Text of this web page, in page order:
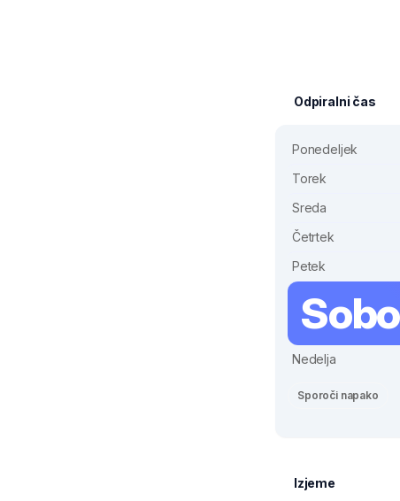
Odpiralni čas
Ponedeljek
Torek
Sreda
Četrtek
Petek
Nedelja
Sporoči napako
Izjeme